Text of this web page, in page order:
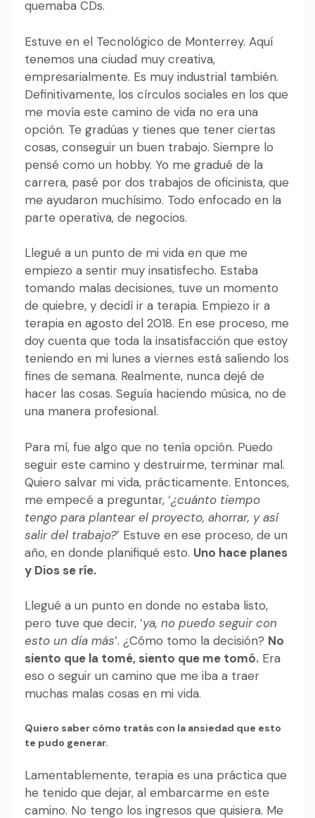
quemaba CDs.
Estuve en el Tecnológico de Monterrey. Aquí
tenemos una ciudad muy creativa,
empresarialmente. Es muy industrial también.
Definitivamente, los círculos sociales en los que
me movía este camino de vida no era una
opción. Te gradúas y tienes que tener ciertas
cosas, conseguir un buen trabajo. Siempre lo
pensé como un hobby. Yo me gradué de la
carrera, pasé por dos trabajos de oficinista, que
me ayudaron muchísimo. Todo enfocado en la
parte operativa, de negocios.
Llegué a un punto de mi vida en que me
empiezo a sentir muy insatisfecho. Estaba
tomando malas decisiones, tuve un momento
de quiebre, y decidí ir a terapia. Empiezo ir a
terapia en agosto del 2018. En ese proceso, me
doy cuenta que toda la insatisfacción que estoy
teniendo en mi lunes a viernes está saliendo los
fines de semana. Realmente, nunca dejé de
hacer las cosas. Seguía haciendo música, no de
una manera profesional.
Para mí, fue algo que no tenía opción. Puedo
seguir este camino y destruirme, terminar mal.
Quiero salvar mi vida, prácticamente. Entonces,
me empecé a preguntar, ‘¿cuánto tiempo
tengo para plantear el proyecto, ahorrar, y así
salir del trabajo?’ Estuve en ese proceso, de un
año, en donde planifiqué esto. Uno hace planes
y Dios se ríe.
Llegué a un punto en donde no estaba listo,
pero tuve que decir, ‘ya, no puedo seguir con
esto un día más’. ¿Cómo tomo la decisión? No
siento que la tomé, siento que me tomó. Era
eso o seguir un camino que me iba a traer
muchas malas cosas en mi vida.
Quiero saber cómo tratás con la ansiedad que esto
te pudo generar.
Lamentablemente, terapia es una práctica que
he tenido que dejar, al embarcarme en este
camino. No tengo los ingresos que quisiera. Me